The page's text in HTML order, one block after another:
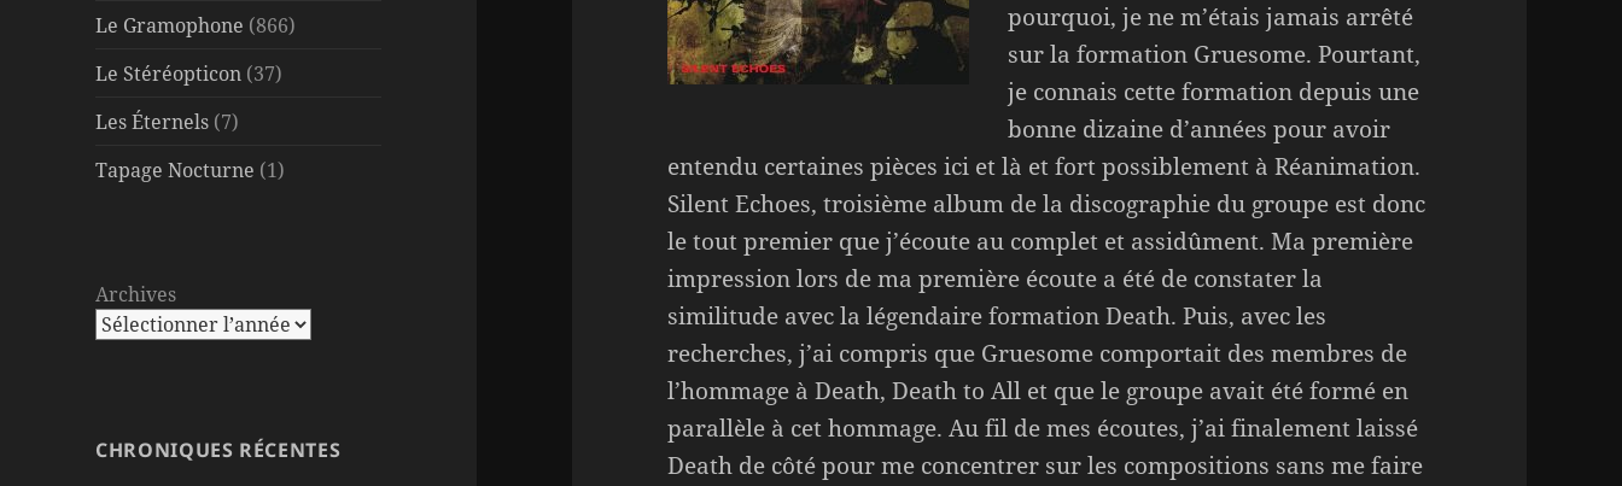
Le Gramophone (866)
Le Stéréopticon (37)
Les Éternels (7)
Tapage Nocturne (1)
Archives
CHRONIQUES RÉCENTES
pourquoi, je ne m’étais jamais arrêté
sur la formation Gruesome. Pourtant,
je connais cette formation depuis une
bonne dizaine d’années pour avoir
entendu certaines pièces ici et là et fort possiblement à Réanimation.
Silent Echoes, troisième album de la discographie du groupe est donc
le tout premier que j’écoute au complet et assidûment. Ma première
impression lors de ma première écoute a été de constater la
similitude avec la légendaire formation Death. Puis, avec les
recherches, j’ai compris que Gruesome comportait des membres de
l’hommage à Death, Death to All et que le groupe avait été formé en
parallèle à cet hommage. Au fil de mes écoutes, j’ai finalement laissé
Death de côté pour me concentrer sur les compositions sans me faire